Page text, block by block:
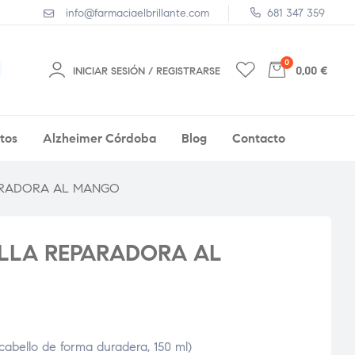
info@farmaciaelbrillante.com 681 347 359
INICIAR SESIÓN / REGISTRARSE
0
0,00 €
Alzheimer Córdoba Blog Contacto
AL MANGO
REPARADORA AL
de forma duradera, 150 ml)